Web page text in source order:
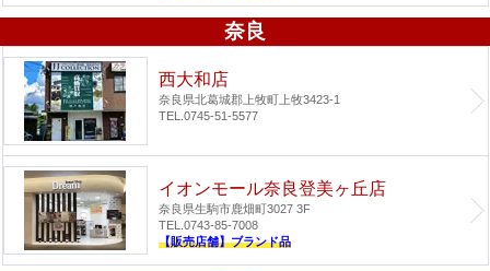
奈良
西大和店
奈良県北葛城郡上牧町上牧3423-1
TEL.0745-51-5577
イオンモール奈良登美ヶ丘店
奈良県生駒市鹿畑町3027 3F
TEL.0743-85-7008
【販売店舗】ブランド品